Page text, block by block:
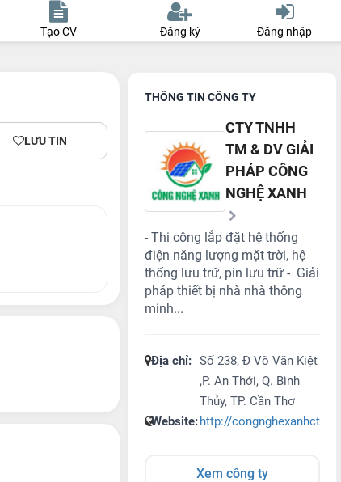
Tạo CV Đăng ký Đăng nhập
LƯU TIN
THÔNG TIN CÔNG TY
CTY TNHH
TM & DV GIẢI
PHÁP CÔNG
NGHỆ XANH
- Thi công lắp đặt hệ thống
điện năng lượng mặt trời, hệ
thống lưu trữ, pin lưu trữ - Giải
pháp thiết bị nhà nhà thông
minh...
Địa chỉ: Số 238, Đ Võ Văn Kiệt
,P. An Thới, Q. Bình
Thủy, TP. Cần Thơ
Website:http://
Xem công ty